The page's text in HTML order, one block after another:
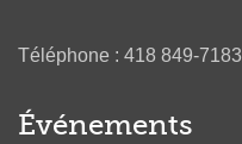
Téléphone : 418 849-7183
Événements